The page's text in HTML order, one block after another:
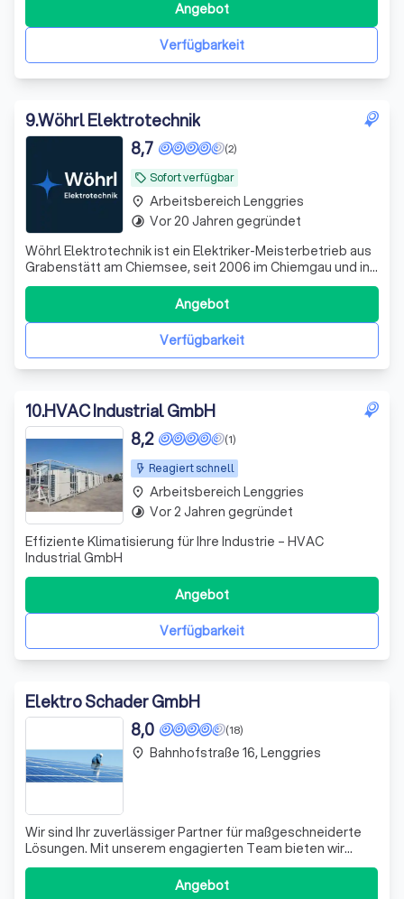
Badezimmerträume direkt am Bildschirm zu verwirklichen.
Unsere benutzerfreundliche CAD-Anwendung bietet
Ihnen die Möglichkeit, verschiedene Designs und Layouts
Verfügbarkeit
Angebot
9.Wöhrl Elektrotechnik
local_offer Sofort verfügbar
(2)
8,7
Wöhrl Elektrotechnik ist ein Elektriker-Meisterbetrieb aus
Grabenstätt am Chiemsee, seit 2006 im Chiemgau und in
Südbayern tätig. Wir bieten Elektroinstallation,
Photovoltaik, Wallbox, Smart-Home, Sicherheits- und
Beleuchtungstechnik sowie DGUV-V3-Prüfungen –
Festpreis, regional, persönlich vom Meis
Verfügbarkeit
Angebot
place Arbeitsbereich Lenggries
timelapse Vor 20 Jahren gegründet
10.HVAC Industrial GmbH
Reagiert schnell
(1)
8,2
Effiziente Klimatisierung für Ihre Industrie – HVAC
Industrial GmbH
Verfügbarkeit
Angebot
place Arbeitsbereich Lenggries
timelapse Vor 2 Jahren gegründet
Elektro Schader GmbH
(18)
8,0
Wir sind Ihr zuverlässiger Partner für maßgeschneiderte
Lösungen. Mit unserem engagierten Team bieten wir
Ihnen erstklassige Dienstleistungen, die auf Ihre
individuellen Bedürfnisse abgestimmt sind. Lassen Sie
Angebot
place Bahnhofstraße 16, Lenggries